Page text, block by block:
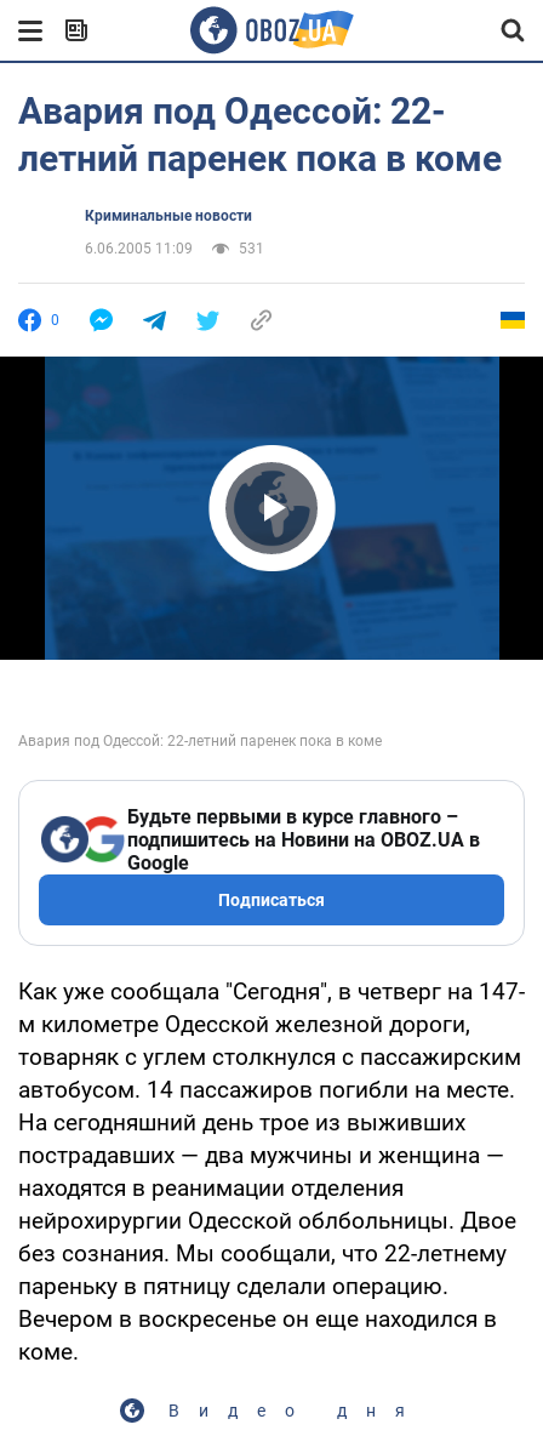
Авария под Одессой: 22-
летний паренек пока в коме
Криминальные новости
6.06.2005 11:09
531
0
Play Video
Будьте первыми в курсе главного –
подпишитесь на Новини на OBOZ.UA в
Google
Подписаться
Как уже сообщала "Сегодня", в четверг на 147-
м километре Одесской железной дороги,
товарняк с углем столкнулся с пассажирским
автобусом. 14 пассажиров погибли на месте.
На сегодняшний день трое из выживших
пострадавших — два мужчины и женщина —
находятся в реанимации отделения
нейрохирургии Одесской облбольницы. Двое
без сознания. Мы сообщали, что 22-летнему
пареньку в пятницу сделали операцию.
Вечером в воскресенье он еще находился в
коме.
Видео дня